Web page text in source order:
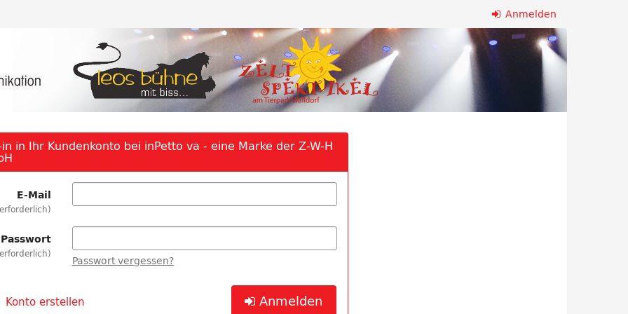
Anmelden
in Ihr Kundenkonto bei inPetto va - eine Marke der Z-W-H
E-Mail
erforderlich
Passwort
erforderlich Passwort vergessen?
Konto erstellen Anmelden